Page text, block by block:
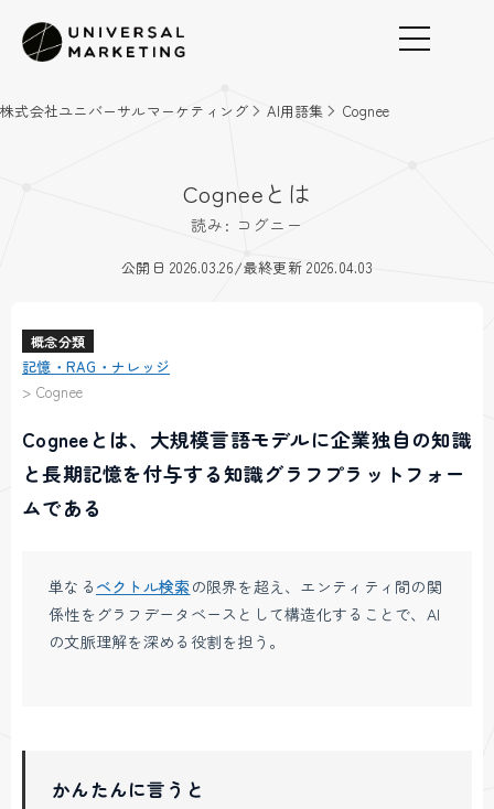
株式会社ユニバーサルマーケティング AI用語集 Cognee
Cogneeとは
読み: コグニー
公開日 2026.03.26/最終更新 2026.04.03
概念分類
記憶・RAG・ナレッジ
> Cognee
Cogneeとは、大規模言語モデルに企業独自の知識
と長期記憶を付与する知識グラフプラットフォー
ムである
単なる ベクトル検索 の限界を超え、エンティティ間の関
係性をグラフデータベースとして構造化することで、AI
の文脈理解を深める役割を担う。
かんたんに言うと